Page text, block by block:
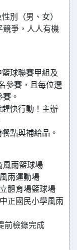
別（男、女）
競爭，人人有機
球聯賽甲組及
參賽，且每位選
。
快行動！主辦
點與補給品。
風雨籃球場
雨運動場
體育場籃球場
正國民小學風雨
前檢錄完成